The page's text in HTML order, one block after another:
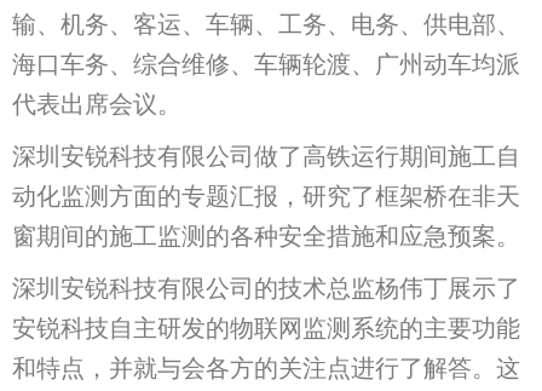
输、机务、客运、车辆、工务、电务、供电部、
海口车务、综合维修、车辆轮渡、广州动车均派
代表出席会议。
深圳安锐科技有限公司做了高铁运行期间施工自
动化监测方面的专题汇报，研究了框架桥在非天
窗期间的施工监测的各种安全措施和应急预案。
深圳安锐科技有限公司的技术总监杨伟丁展示了
安锐科技自主研发的物联网监测系统的主要功能
和特点，并就与会各方的关注点进行了解答。这